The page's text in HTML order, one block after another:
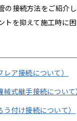
の接続方法をご紹介し
トを抑えて施工時に
ア接続について）
式継手接続について
付け接続について）